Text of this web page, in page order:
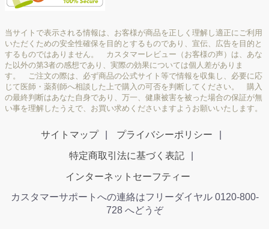
当サイトで表示される情報は、お客様が商品を正しく理解し適正にご利用
いただくための安全性確保を目的とするものであり、宣伝、広告を目的と
するものではありません。 カスタマーレビュー（お客様の声）は、あな
た以外の第3者の感想であり、実際の効果については個人差がありま
す。 ご注文の際は、必ず商品の公式サイト等で情報を収集し、必要に応
じて医師・薬剤師へ相談した上で購入の可否を判断してください。 購入
の最終判断はあなた自身であり、万一、健康被害を被った場合の保証が無
い事を理解したうえで、お買い求めくださいますようお願いいたします。
サイトマップ プライバシーポリシー
特定商取引法に基づく表記
インターネットセーフティー
カスタマーサポートへの連絡はフリーダイヤル 0120-800-
728 へどうぞ